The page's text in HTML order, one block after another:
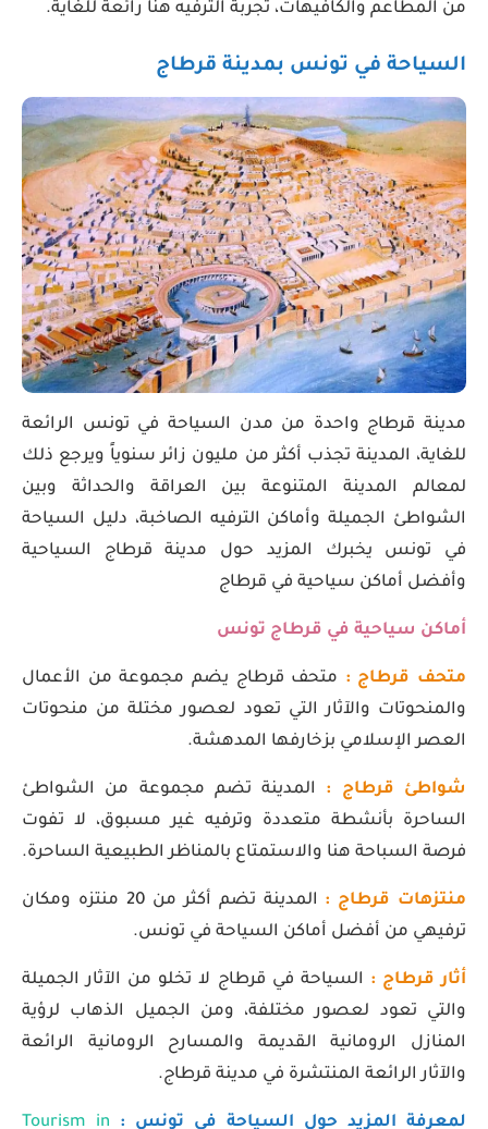
من المطاعم والكافيهات، تجربة الترفيه هنا رائعة للغاية.
السياحة في تونس بمدينة قرطاج
مدينة قرطاج واحدة من مدن السياحة في تونس الرائعة
للغاية، المدينة تجذب أكثر من مليون زائر سنوياً ويرجع ذلك
لمعالم المدينة المتنوعة بين العراقة والحداثة وبين
الشواطئ الجميلة وأماكن الترفيه الصاخبة، دليل السياحة
في تونس يخبرك المزيد حول مدينة قرطاج السياحية
وأفضل أماكن سياحية في قرطاج
أماكن سياحية في قرطاج تونس
متحف قرطاج : متحف قرطاج يضم مجموعة من الأعمال
والمنحوتات والآثار التي تعود لعصور مختلة من منحوتات
العصر الإسلامي بزخارفها المدهشة.
شواطئ قرطاج : المدينة تضم مجموعة من الشواطئ
الساحرة بأنشطة متعددة وترفيه غير مسبوق، لا تفوت
فرصة السباحة هنا والاستمتاع بالمناظر الطبيعية الساحرة.
منتزهات قرطاج :
المدينة تضم أكثر من 20 منتزه ومكان
ترفيهي من أفضل أماكن السياحة في تونس.
أثار قرطاج : السياحة في قرطاج لا تخلو من الآثار الجميلة
والتي تعود لعصور مختلفة، ومن الجميل الذهاب لرؤية
المنازل الرومانية القديمة والمسارح الرومانية الرائعة
والآثار الرائعة المنتشرة في مدينة قرطاج.
لمعرفة المزيد حول السياحة في تونس :
Tourism in